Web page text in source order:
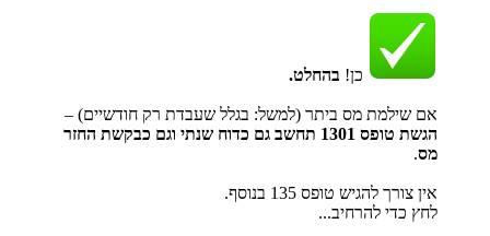
כן! בהחלט.
אם שילמת מס ביתר (למשל: בגלל שעבדת רק חודשיים) –
הגשת טופס 1301 תחשב גם כדוח שנתי וגם כבקשת החזר
מס.
אין צורך להגיש טופס 135 בנוסף.
לחץ כדי להרחיב...